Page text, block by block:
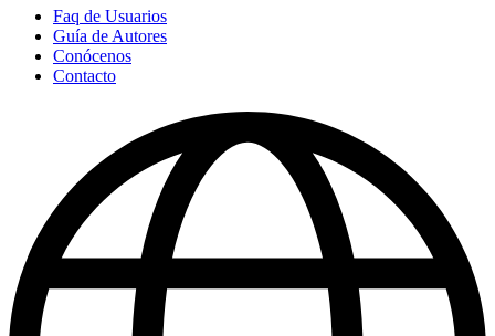
Faq de Usuarios
Guía de Autores
Conócenos
Contacto